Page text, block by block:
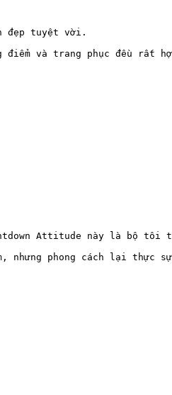
đẹp tuyệt vời.
điểm và trang phục đều rất
Attitude này là bộ tôi
nhưng phong cách lại thực